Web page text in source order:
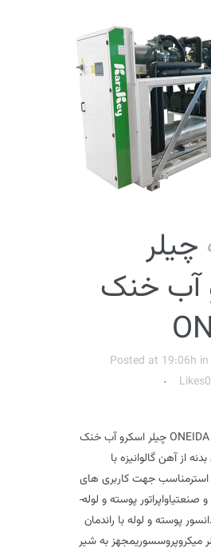
چیلر
آب خنک
Posted at 19:06h in
0
Likes
چیلرهای تراکمی ONEIDA چیلر اسکرو آب خنک
از آهن گالوانیزه با
جهت کاربری های
مسکونی، تجاری و صنعتیاواپراتور پوسته و لوله­
پوسته و لوله­ با راندمان
میکروپروسسوریمجهز به شیر